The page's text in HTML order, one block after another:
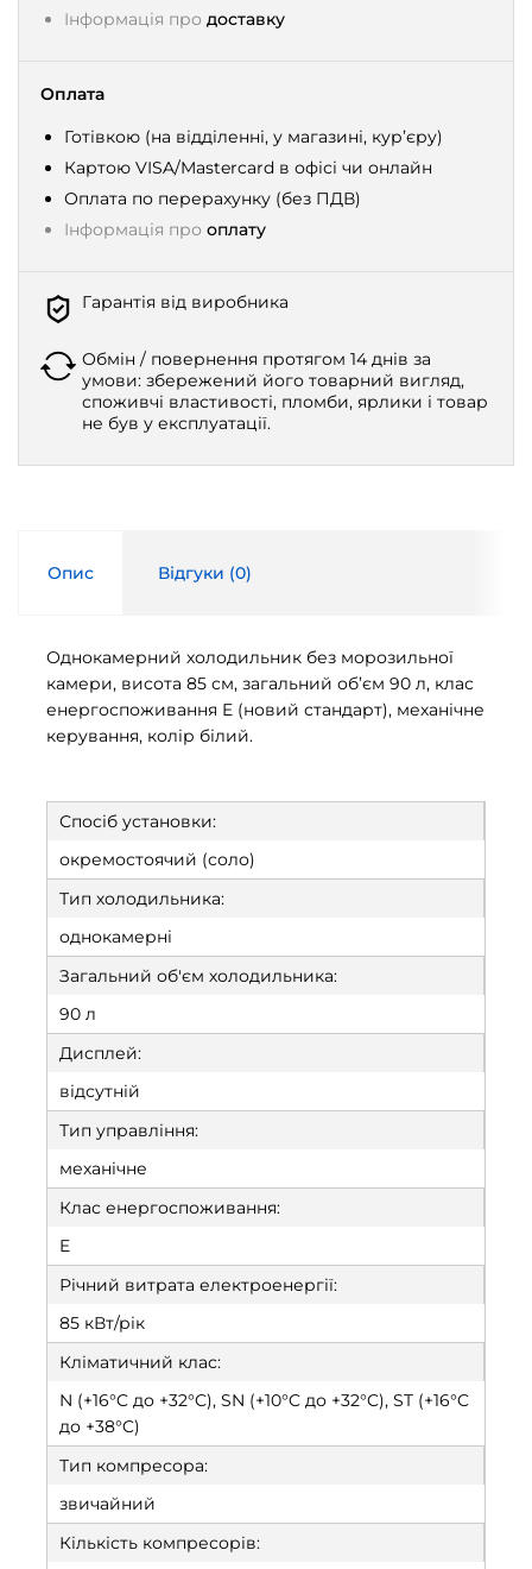
Інформація про доставку
Оплата
Готівкою (на відділенні, у магазині, кур’єру)
Картою VISA/Mastercard в офісі чи онлайн
Оплата по перерахунку (без ПДВ)
Інформація про оплату
Гарантія від виробника
Обмін / повернення протягом 14 днів за
умови: збережений його товарний вигляд,
споживчі властивості, пломби, ярлики і товар
не був у експлуатації.
Опис Відгуки (0)
Однокамерний холодильник без морозильної
камери, висота 85 см, загальний об’єм 90 л, клас
енергоспоживання E (новий стандарт), механічне
керування, колір білий.
Спосіб установки:
окремостоячий (соло)
Тип холодильника:
однокамерні
Загальний об'єм холодильника:
90 л
Дисплей:
відсутній
Тип управління:
механічне
Клас енергоспоживання:
E
Річний витрата електроенергії:
85 кВт/рік
Кліматичний клас:
N (+16°C до +32°C), SN (+10°C до +32°C), ST (+16°C
до +38°C)
Тип компресора:
звичайний
Кількість компресорів: